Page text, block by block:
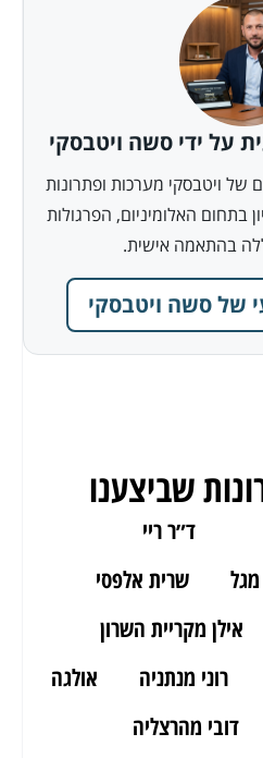
על ידי סשה ויטבסקי
של ויטבסקי מערכות ופתרונות
שנות ניסיון בתחום האלומיניום, הפרגולות
בהתאמה אישית.
של סשה ויטבסקי
שביצענו
ד״ר ריי
שרית אלפסי
אילן מקריית השרון
רוני מנתניה
אולגה
דובי מהרצליה